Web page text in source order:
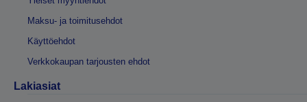
Maksu- ja toimitusehdot
Käyttöehdot
Verkkokaupan tarjousten ehdot
Lakiasiat